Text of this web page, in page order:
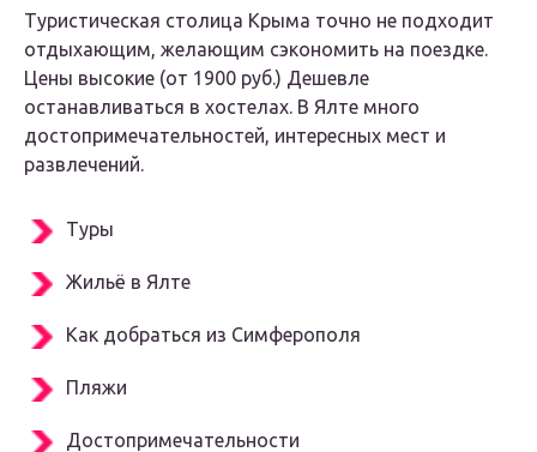
Туристическая столица Крыма точно не подходит
отдыхающим, желающим сэкономить на поездке.
Цены высокие (от 1900 руб.) Дешевле
останавливаться в хостелах. В Ялте много
достопримечательностей, интересных мест и
развлечений.
Туры
Жильё в Ялте
Как добраться из Симферополя
Пляжи
Достопримечательности